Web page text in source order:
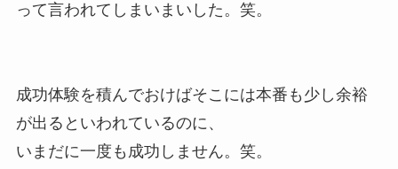
って言われてしまいまいした。笑。
成功体験を積んでおけばそこには本番も少し余裕
が出るといわれているのに、
いまだに一度も成功しません。笑。